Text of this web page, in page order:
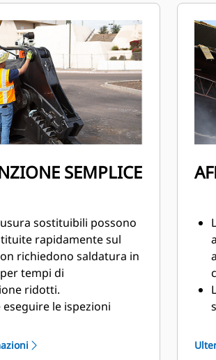
SEMPLICE
sostituibili possono
rapidamente sul
richiedono saldatura in
tempi di
ridotti.
eseguire le ispezioni
punti di ingrassaggio da